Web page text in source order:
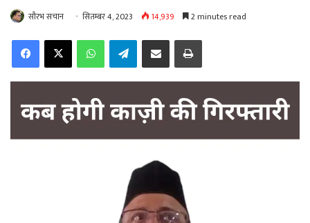
सौरभ सचान सितम्बर 4, 2023 14,939 2 minutes read
FacebookX WhatsAppTelegramShare via Email Print